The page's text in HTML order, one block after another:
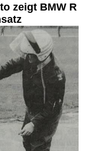
zeigt BMW R